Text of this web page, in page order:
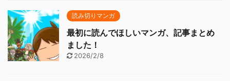
読み切りマンガ
最初に読んでほしいマンガ、記事まとめ
ました！
2026/2/8